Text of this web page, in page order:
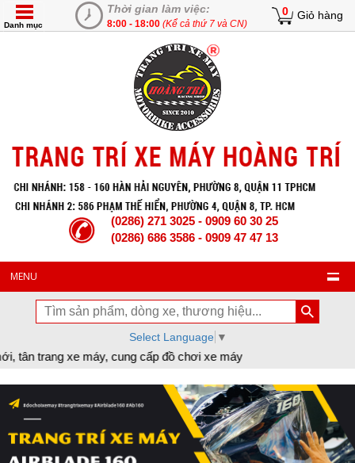
Thời gian làm việc:
8:00 - 18:00 (Kể cả thứ 7 và CN)
0 Giỏ hàng
Danh mục
(0286) 271 3025 - 0909 60 30 25
(0286) 686 3586 - 0909 47 47 13
MENU
Select Language ▼
đồ chơi xe máy